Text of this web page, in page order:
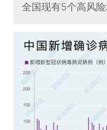
全国现有5个高风